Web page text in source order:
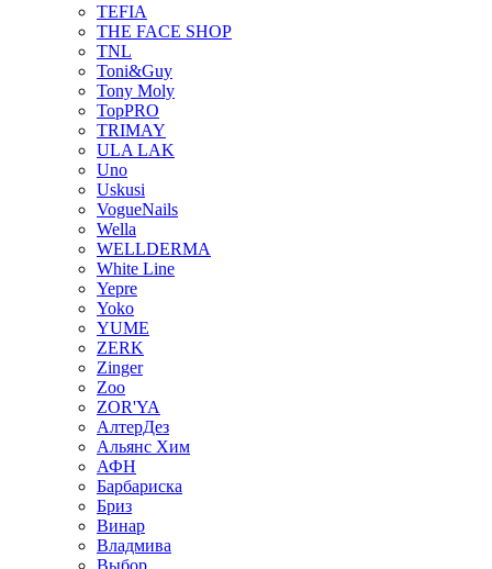
TEFIA
THE FACE SHOP
TNL
Toni&Guy
Tony Moly
TopPRO
TRIMAY
ULA LAK
Uno
Uskusi
VogueNails
Wella
WELLDERMA
White Line
Yepre
Yoko
YUME
ZERK
Zinger
Zoo
ZOR'YA
АлтерДез
Альянс Хим
АФН
Барбариска
Бриз
Винар
Владмива
Выбор